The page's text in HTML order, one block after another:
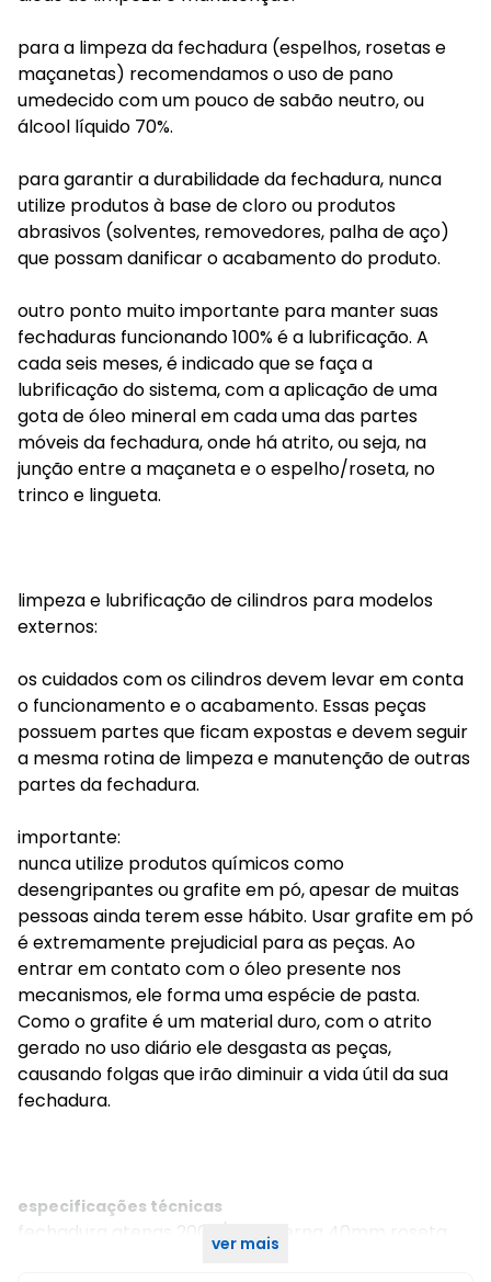
para a limpeza da fechadura (espelhos, rosetas e
maçanetas) recomendamos o uso de pano
umedecido com um pouco de sabão neutro, ou
álcool líquido 70%.
para garantir a durabilidade da fechadura, nunca
utilize produtos à base de cloro ou produtos
abrasivos (solventes, removedores, palha de aço)
que possam danificar o acabamento do produto.
outro ponto muito importante para manter suas
fechaduras funcionando 100% é a lubrificação. A
cada seis meses, é indicado que se faça a
lubrificação do sistema, com a aplicação de uma
gota de óleo mineral em cada uma das partes
móveis da fechadura, onde há atrito, ou seja, na
junção entre a maçaneta e o espelho/roseta, no
trinco e lingueta.
limpeza e lubrificação de cilindros para modelos
externos:
os cuidados com os cilindros devem levar em conta
o funcionamento e o acabamento. Essas peças
possuem partes que ficam expostas e devem seguir
a mesma rotina de limpeza e manutenção de outras
partes da fechadura.
importante:
nunca utilize produtos químicos como
desengripantes ou grafite em pó, apesar de muitas
pessoas ainda terem esse hábito. Usar grafite em pó
é extremamente prejudicial para as peças. Ao
entrar em contato com o óleo presente nos
mecanismos, ele forma uma espécie de pasta.
Como o grafite é um material duro, com o atrito
gerado no uso diário ele desgasta as peças,
causando folgas que irão diminuir a vida útil da sua
fechadura.
especificações técnicas
fechadura atenas 2007/04 externa 40mm roseta
ver mais